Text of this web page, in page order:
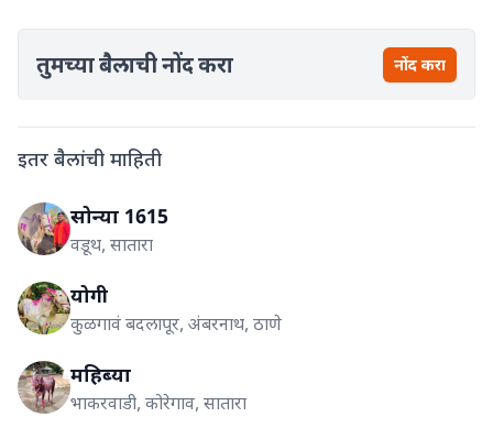
तुमच्या बैलाची नोंद करा नोंद करा
इतर बैलांची माहिती
सोन्या 1615
वडूथ, सातारा
योगी
कुळगावं बदलापूर, अंबरनाथ, ठाणे
महिब्या
भाकरवाडी, कोरेगाव, सातारा